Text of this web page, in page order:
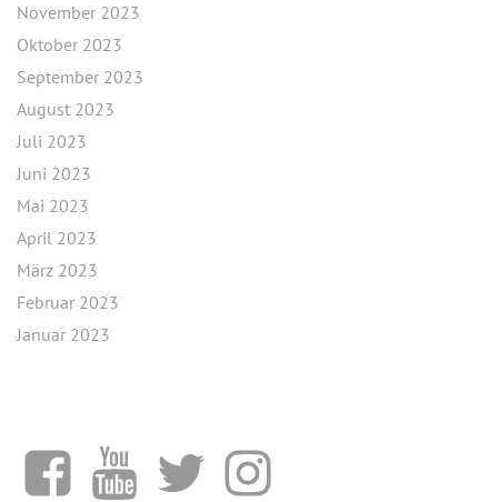
November 2023
Oktober 2023
September 2023
August 2023
Juli 2023
Juni 2023
Mai 2023
April 2023
März 2023
Februar 2023
Januar 2023